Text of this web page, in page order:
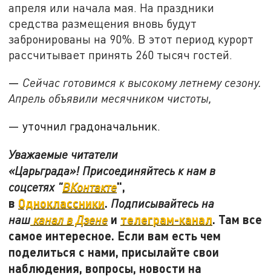
апреля или начала мая. На праздники
средства размещения вновь будут
забронированы на 90%. В этот период курорт
рассчитывает принять 260 тысяч гостей.
— Сейчас готовимся к высокому летнему сезону.
Апрель объявили месячником чистоты,
— уточнил градоначальник.
Уважаемые читатели
«Царьграда»! Присоединяйтесь к нам в
соцсетях "ВКонтакте",
в Одноклассники. Подписывайтесь на
наш канал в Дзене и телеграм-канал. Там все
самое интересное. Если вам есть чем
поделиться с нами, присылайте свои
наблюдения, вопросы, новости на